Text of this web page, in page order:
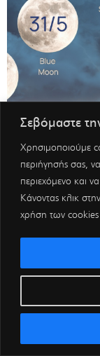
Σεβόμαστε
Χρησιμοποιούμε
περιήγησής σας,
περιεχόμενο και
Κάνοντας κλικ
χρήση των